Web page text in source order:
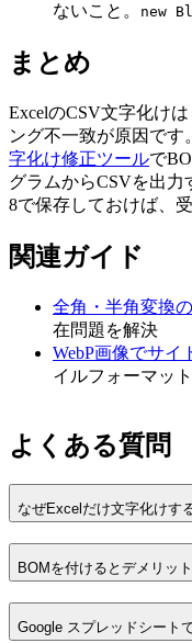
ないこと。
new
まとめ
ExcelのCSV文字化け
ング不一致が原因です
字化け修正ツールで
グラムからCSVを出
8で保存しておけば、
関連ガイド
全角・半角変換
在問題を解決
WebP画像でサイ
イルフォーマッ
よくある質問
なぜExcelだけ文字化けす
BOMを付けるとデメリッ
Google スプレッドシート